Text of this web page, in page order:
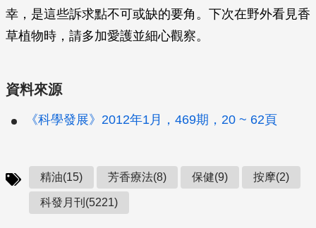
幸，是這些訴求點不可或缺的要角。下次在野外看見香
草植物時，請多加愛護並細心觀察。
資料來源
《科學發展》2012年1月，469期，20 ~ 62頁
精油(15) 芳香療法(8) 保健(9) 按摩(2)
科發月刊(5221)